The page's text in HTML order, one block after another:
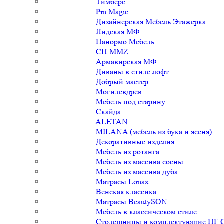
Pin Magic
Дизайнерская Мебель Этажерка
Лидская МФ
Панормо Мебель
СП ММZ
Армавирская МФ
Диваны в стиле лофт
Добрый мастер
Могилевдрев
Мебель под старину
Скайда
ALETAN
MILANA (мебель из бука и ясеня)
Декоративные изделия
Мебель из ротанга
Мебель из массива сосны
Мебель из массива дуба
Матрасы Lonax
Венская классика
Матрасы BeautySON
Мебель в классическом стиле
Столешницы и комплектующие ПГ